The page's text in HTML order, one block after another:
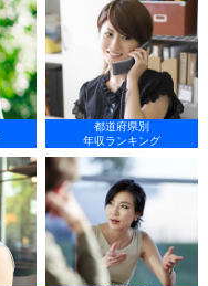
都道府県別
年収ランキング